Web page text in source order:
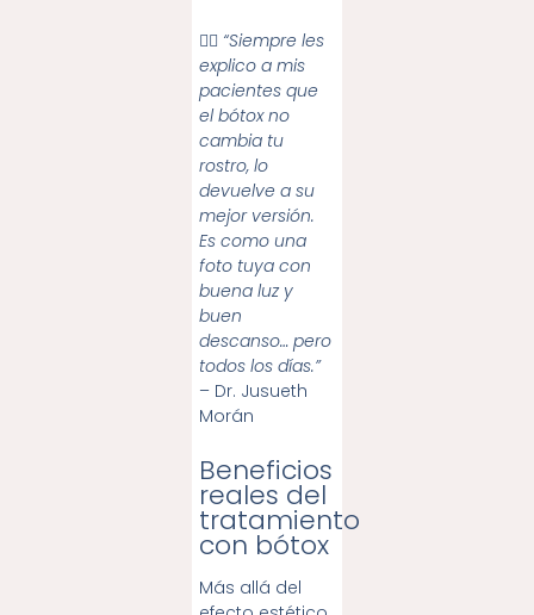
👨‍⚕️ “Siempre les
explico a mis
pacientes que
el bótox no
cambia tu
rostro, lo
devuelve a su
mejor versión.
Es como una
foto tuya con
buena luz y
buen
descanso… pero
todos los días.”
– Dr. Jusueth
Morán
Beneficios
reales del
tratamiento
con bótox
Más allá del